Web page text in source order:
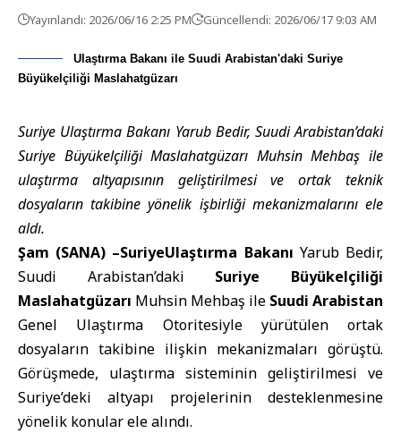
Yayınlandı: 2026/06/16 2:25 PM Güncellendi: 2026/06/17 9:03 AM
Ulaştırma Bakanı ile Suudi Arabistan'daki Suriye
Büyükelçiliği Maslahatgüzarı
Suriye Ulaştırma Bakanı Yarub Bedir, Suudi Arabistan’daki
Suriye Büyükelçiliği Maslahatgüzarı Muhsin Mehbaş ile
ulaştırma altyapısının geliştirilmesi ve ortak teknik
dosyaların takibine yönelik işbirliği mekanizmalarını ele
aldı.
Şam (SANA) –SuriyeUlaştırma Bakanı Yarub Bedir,
Suudi Arabistan’daki
Suriye Büyükelçiliği
Maslahatgüzarı Muhsin Mehbaş ile Suudi Arabistan
Genel Ulaştırma Otoritesiyle yürütülen ortak
dosyaların takibine ilişkin mekanizmaları görüştü.
Görüşmede, ulaştırma sisteminin geliştirilmesi ve
Suriye’deki altyapı projelerinin desteklenmesine
yönelik konular ele alındı.